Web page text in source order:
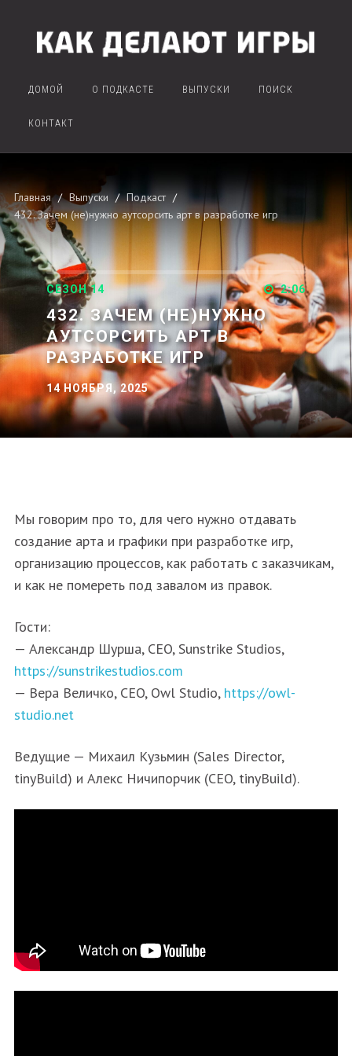
ДОМОЙ О ПОДКАСТЕ ВЫПУСКИ ПОИСК
КОНТАКТ
Главная Выпуски
Подкаст
432. Зачем (не)нужно аутсорсить арт в разработке игр
СЕЗОН 14 2:06
432. ЗАЧЕМ (НЕ)НУЖНО
АУТСОРСИТЬ АРТ В
РАЗРАБОТКЕ ИГР
14 НОЯБРЯ, 2025
Мы говорим про то, для чего нужно отдавать
создание арта и графики при разработке игр,
организацию процессов, как работать с заказчикам,
и как не помереть под завалом из правок.
Гости:
— Александр Шурша, CEO, Sunstrike Studios,
https://sunstrikestudios.com
— Вера Величко, CEO, Owl Studio, https://owl-
studio.net
Ведущие — Михаил Кузьмин (Sales Director,
tinyBuild) и Алекс Ничипорчик (CEO, tinyBuild).